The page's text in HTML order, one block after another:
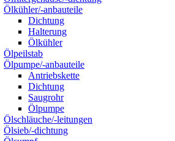
Ölkühler/-anbauteile
Dichtung
Halterung
Ölkühler
Ölpeilstab
Ölpumpe/-anbauteile
Antriebskette
Dichtung
Saugrohr
Ölpumpe
Ölschläuche/-leitungen
Ölsieb/-dichtung